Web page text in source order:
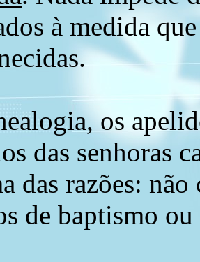
à medida
os
das senhoras
das razões:
de baptismo